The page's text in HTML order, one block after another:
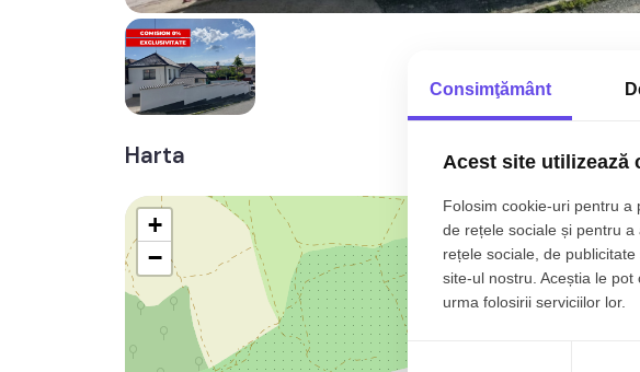
Harta
+
−
Consimţământ
Acest site utilizează
Folosim cookie-uri pentru a
de rețele sociale și pentru
rețele sociale, de
site-ul nostru. Aceștia le
urma folosirii serviciilor lor.